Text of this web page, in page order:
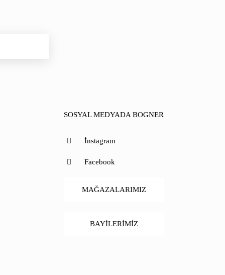
SOSYAL MEDYADA BOGNER
İnstagram
Facebook
MAĞAZALARIMIZ
BAYİLERİMİZ